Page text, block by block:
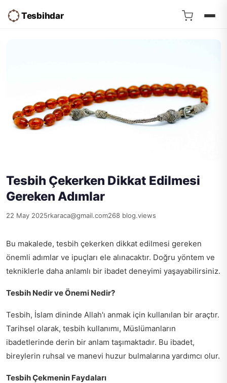
Tesbihdar
Tesbih Çekerken Dikkat Edilmesi
Gereken Adımlar
22 May 2025rkaraca@gmail.com268 blog.views
Bu makalede, tesbih çekerken dikkat edilmesi gereken
önemli adımlar ve ipuçları ele alınacaktır. Doğru yöntem ve
tekniklerle daha anlamlı bir ibadet deneyimi yaşayabilirsiniz.
Tesbih Nedir ve Önemi Nedir?
Tesbih, İslam dininde Allah'ı anmak için kullanılan bir araçtır.
Tarihsel olarak, tesbih kullanımı, Müslümanların
ibadetlerinde derin bir anlam taşımaktadır. Bu ibadet,
bireylerin ruhsal ve manevi huzur bulmalarına yardımcı olur.
Tesbih Çekmenin Faydaları